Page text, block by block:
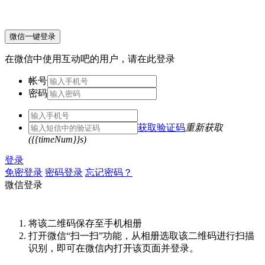
微信一键登录
在微信中使用互动吧的用户，请在此登录
帐号
密码
获取验证码重新获取
({{timeNum}}s)
登录
免密登录 密码登录 忘记密码？
微信登录
将该二维码保存至手机相册
打开微信“扫一扫”功能，从相册选取该二维码进行扫描
识别，即可在微信内打开该页面并登录。